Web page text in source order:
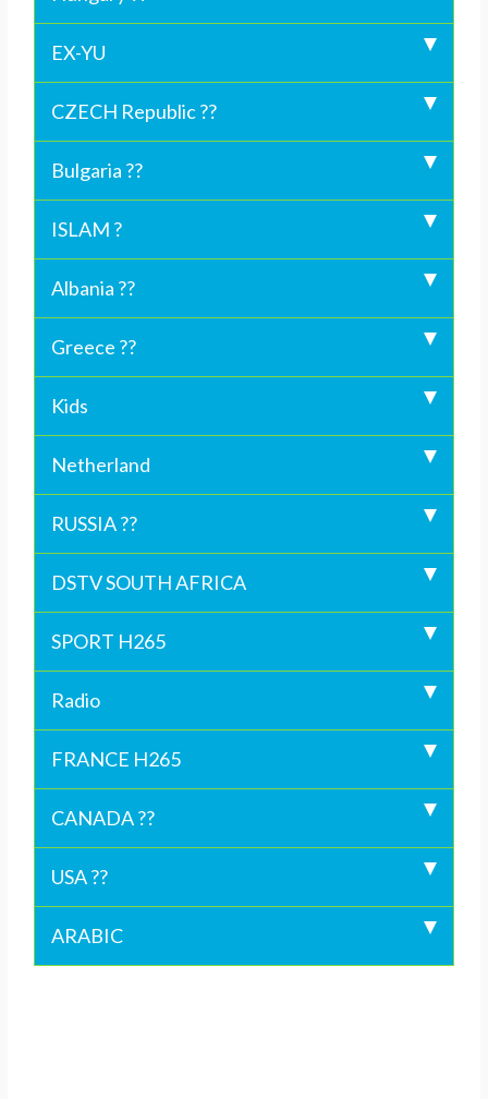
EX-YU
CZECH Republic ??
Bulgaria ??
ISLAM ?
Albania ??
Greece ??
Kids
Netherland
RUSSIA ??
DSTV SOUTH AFRICA
SPORT H265
Radio
FRANCE H265
CANADA ??
USA ??
ARABIC